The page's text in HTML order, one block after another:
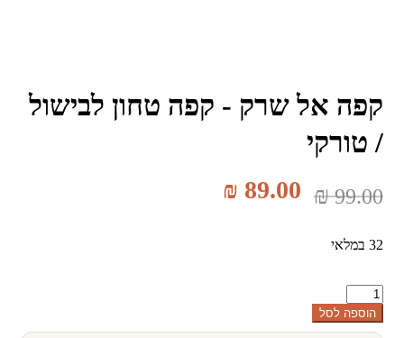
קפה אל שרק - קפה טחון לבישול
/ טורקי
₪99.00
₪89.00
כמות
קפה
הוספה לסל